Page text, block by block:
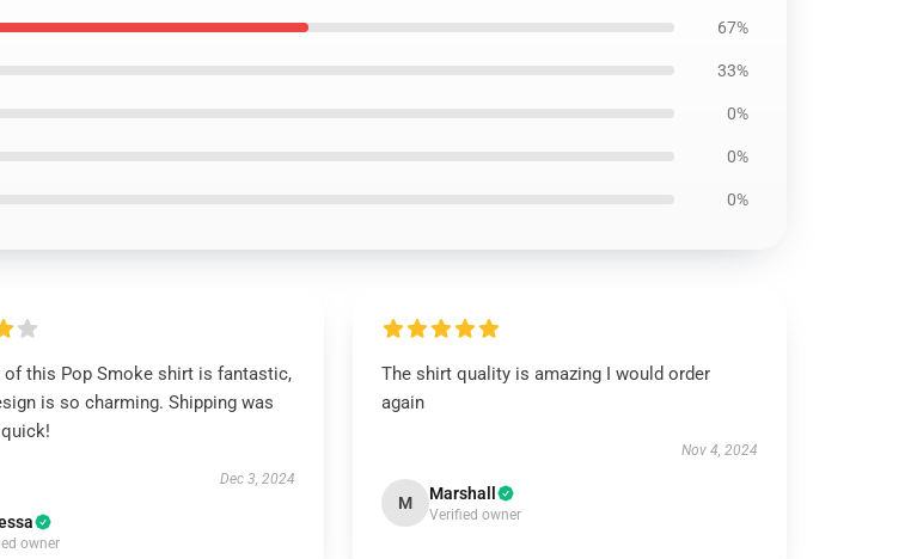
67%
33%
0%
0%
0%
of this Pop Smoke shirt is fantastic,
is so charming. Shipping was
Dec 3, 2024
owner
The shirt quality is amazing I would order
again
Nov 4, 2024
M Marshall
Verified owner